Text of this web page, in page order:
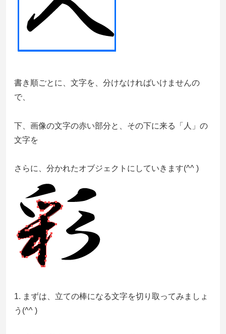
書き順ごとに、文字を、分けなければいけませんの
で、
下、画像の文字の赤い部分と、その下に来る「人」の
文字を
さらに、分かれたオブジェクトにしていきます(^^ )
1. まずは、立ての棒になる文字を切り取ってみましょ
う(^^ )